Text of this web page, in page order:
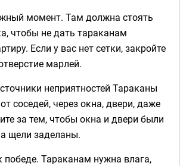
момент. Там должна стоять
чтобы не дать тараканам
Если у вас нет сетки, закройте
марлей.
неприятностей Тараканы
соседей, через окна, двери, даже
за тем, чтобы окна и двери были
щели заделаны.
Тараканам нужна влага,